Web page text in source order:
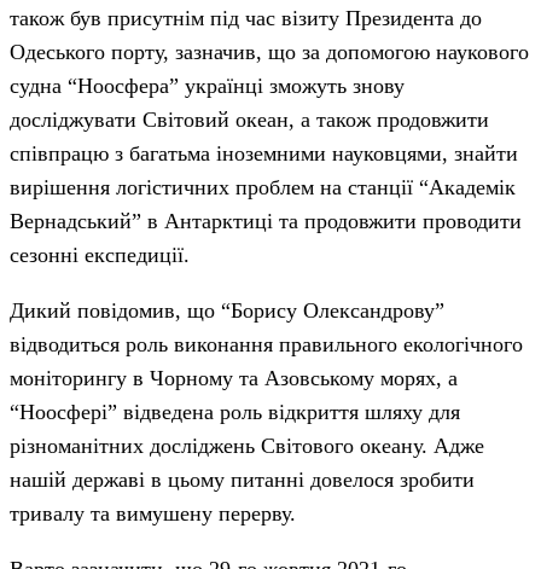
також був присутнім під час візиту Президента до
Одеського порту, зазначив, що за допомогою наукового
судна “Ноосфера” українці зможуть знову
досліджувати Світовий океан, а також продовжити
співпрацю з багатьма іноземними науковцями, знайти
вирішення логістичних проблем на станції “Академік
Вернадський” в Антарктиці та продовжити проводити
сезонні експедиції.
Дикий повідомив, що “Борису Олександрову”
відводиться роль виконання правильного екологічного
моніторингу в Чорному та Азовському морях, а
“Ноосфері” відведена роль відкриття шляху для
різноманітних досліджень Світового океану. Адже
нашій державі в цьому питанні довелося зробити
тривалу та вимушену перерву.